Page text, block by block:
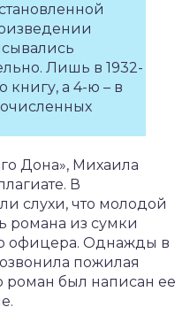
Лишь в 1932-
книгу, а 4-ю – в
Дона», Михаила
В
слухи, что молодой
романа из сумки
офицера. Однажды в
пожилая
роман был написан ее